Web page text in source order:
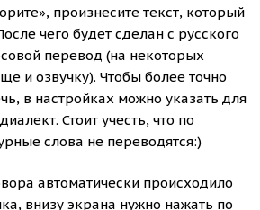
произнесите текст, который
чего будет сделан с русского
перевод (на некоторых
и озвучку). Чтобы более точно
в настройках можно указать для
Стоит учесть, что по
слова не переводятся:)
автоматически происходило
внизу экрана нужно нажать по